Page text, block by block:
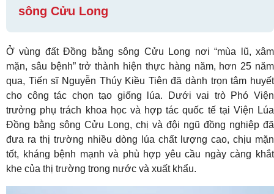
sông Cửu Long
Ở vùng đất Đồng bằng sông Cửu Long nơi “mùa lũ, xâm
mặn, sâu bệnh” trở thành hiện thực hàng năm, hơn 25 năm
qua, Tiến sĩ Nguyễn Thúy Kiều Tiên đã dành trọn tâm huyết
cho công tác chọn tạo giống lúa. Dưới vai trò Phó Viện
trưởng phụ trách khoa học và hợp tác quốc tế tại Viện Lúa
Đồng bằng sông Cửu Long, chị và đội ngũ đồng nghiệp đã
đưa ra thị trường nhiều dòng lúa chất lượng cao, chịu mặn
tốt, kháng bệnh mạnh và phù hợp yêu cầu ngày càng khắt
khe của thị trường trong nước và xuất khẩu.